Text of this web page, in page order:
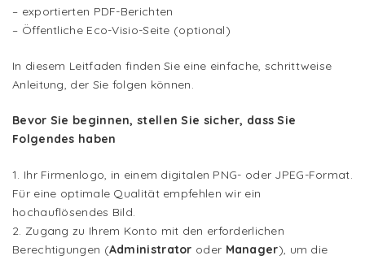
– exportierten PDF-Berichten
– Öffentliche Eco-Visio-Seite (optional)
In diesem Leitfaden finden Sie eine einfache, schrittweise
Anleitung, der Sie folgen können.
Bevor Sie beginnen, stellen Sie sicher, dass Sie
Folgendes haben
1. Ihr Firmenlogo, in einem digitalen PNG- oder JPEG-Format.
Für eine optimale Qualität empfehlen wir ein
hochauflösendes Bild.
2. Zugang zu Ihrem Konto mit den erforderlichen
Berechtigungen (Administrator oder Manager), um die